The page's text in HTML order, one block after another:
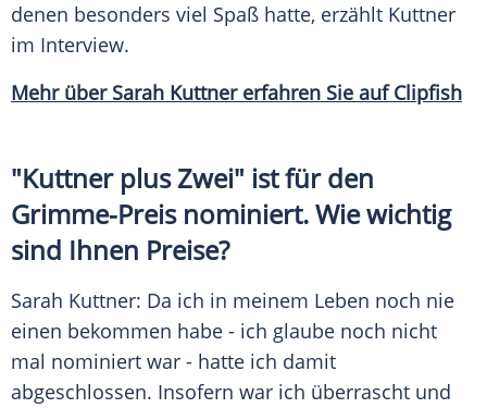
denen besonders viel Spaß hatte, erzählt Kuttner
im Interview.
Mehr über Sarah Kuttner erfahren Sie auf Clipfish
"Kuttnerplus Zwei" ist für den
Grimme-Preis nominiert. Wie wichtig
sind Ihnen Preise?
Sarah Kuttner: Da ich in meinem Leben noch nie
einen bekommen habe - ich glaube noch nicht
mal nominiert war - hatte ich damit
abgeschlossen. Insofern war ich überrascht und